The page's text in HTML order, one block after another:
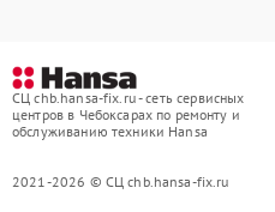
СЦ chb.hansa-fix.ru - сеть сервисных
центров в Чебоксарах по ремонту и
обслуживанию техники Hansa
2021-2026 © СЦ chb.hansa-fix.ru